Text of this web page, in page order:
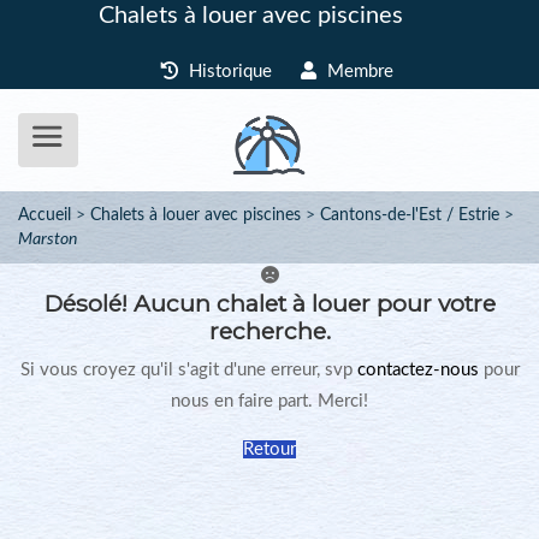
Chalets à louer avec piscines
Historique Membre
Accueil Chalets à louer avec piscines
Cantons-de-l'Est / Estrie
Marston
Désolé! Aucun chalet à louer pour votre
recherche.
Si vous croyez qu'il s'agit d'une erreur, svp contactez-nous pour
nous en faire part. Merci!
Retour